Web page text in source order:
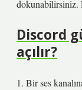
dokunabilirsiniz.
Discord
açılır?
1. Bir ses